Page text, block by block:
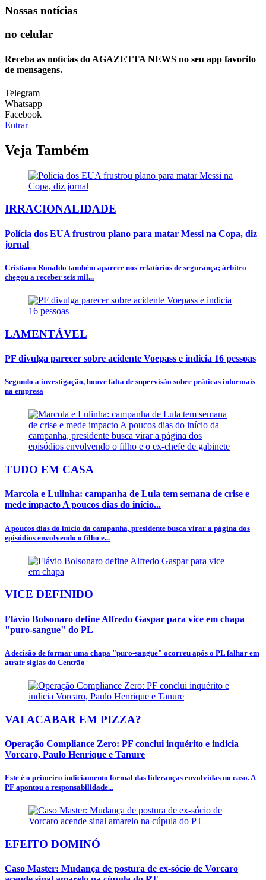
Nossas notícias
no celular
Receba as notícias do AGAZETTA NEWS no seu app favorito
de mensagens.
Telegram
Whatsapp
Facebook
Entrar
Veja Também
IRRACIONALIDADE
Polícia dos EUA frustrou plano para matar Messi na Copa, diz
jornal
Cristiano Ronaldo também aparece nos relatórios de segurança; árbitro
chegou a receber seis mil...
LAMENTÁVEL
PF divulga parecer sobre acidente Voepass e indicia 16 pessoas
Segundo a investigação, houve falta de supervisão sobre práticas informais
na empresa
TUDO EM CASA
Marcola e Lulinha: campanha de Lula tem semana de crise e
mede impacto A poucos dias do início...
A poucos dias do início da campanha, presidente busca virar a página dos
episódios envolvendo o filho e...
VICE DEFINIDO
Flávio Bolsonaro define Alfredo Gaspar para vice em chapa
"puro-sangue" do PL
A decisão de formar uma chapa "puro-sangue" ocorreu após o PL falhar em
atrair siglas do Centrão
VAI ACABAR EM PIZZA?
Operação Compliance Zero: PF conclui inquérito e indicia
Vorcaro, Paulo Henrique e Tanure
Este é o primeiro indiciamento formal das lideranças envolvidas no caso. A
PF apontou a responsabilidade...
EFEITO DOMINÓ
Caso Master: Mudança de postura de ex-sócio de Vorcaro